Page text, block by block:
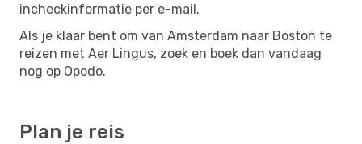
incheckinformatie per e-mail.
Als je klaar bent om van Amsterdam naar Boston te
reizen met Aer Lingus, zoek en boek dan vandaag
nog op Opodo.
Plan je reis